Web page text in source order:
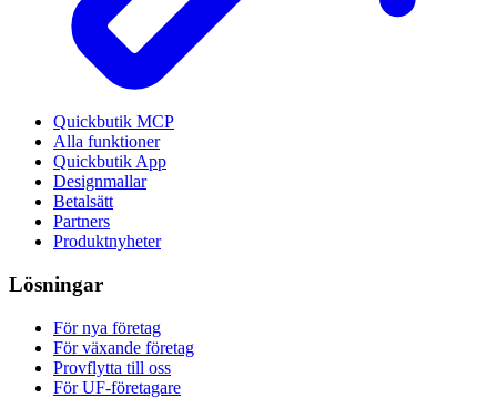
Quickbutik MCP
Alla funktioner
Quickbutik App
Designmallar
Betalsätt
Partners
Produktnyheter
Lösningar
För nya företag
För växande företag
Provflytta till oss
För UF-företagare